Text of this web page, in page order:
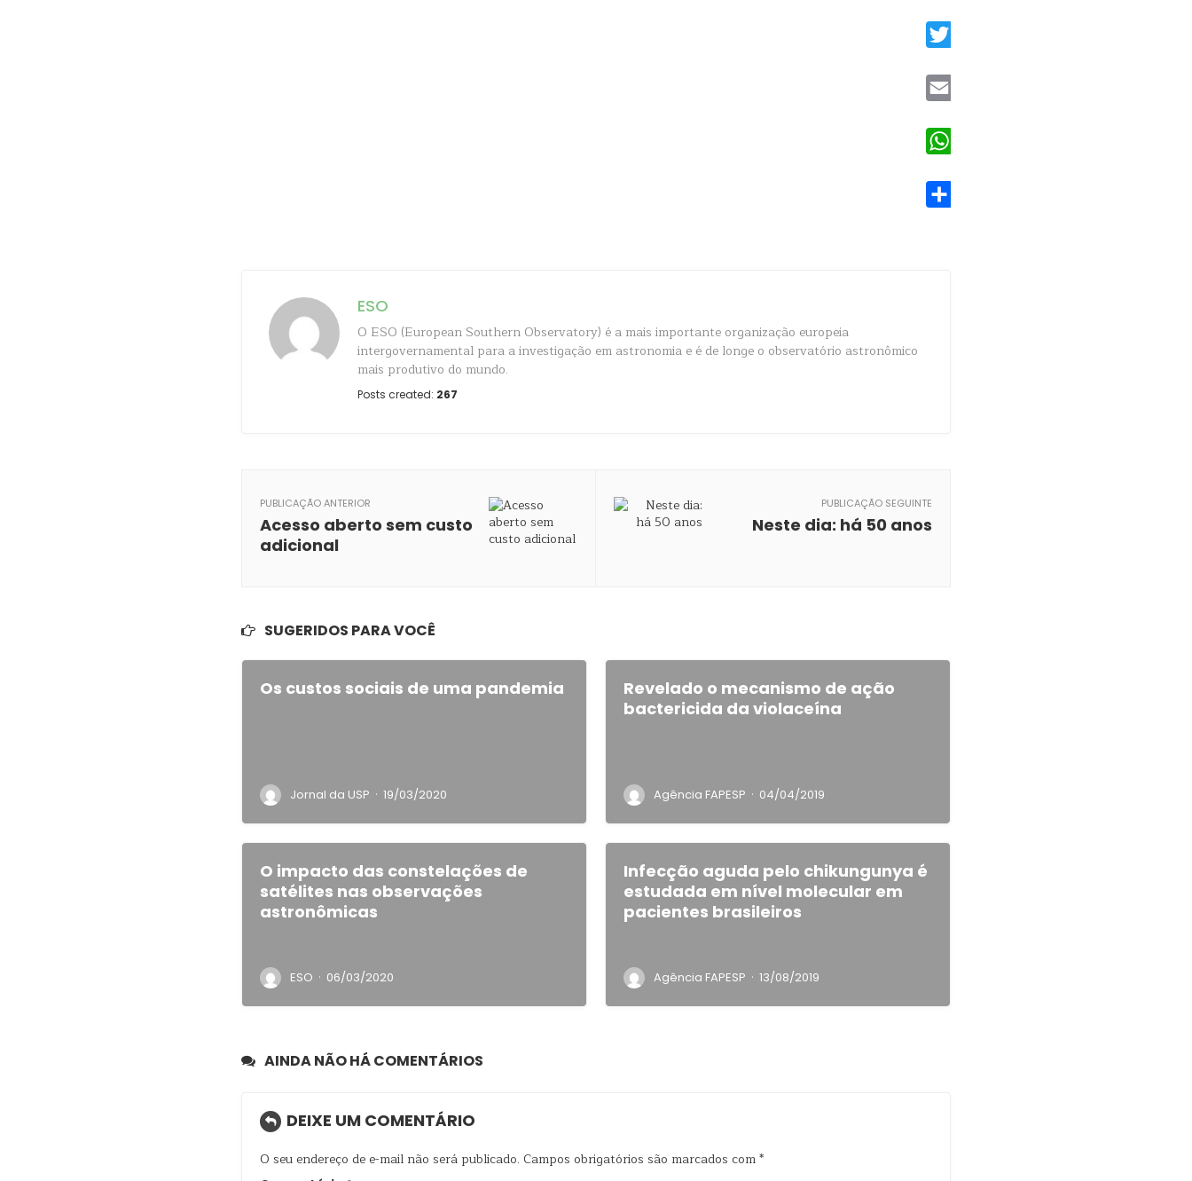
ESO
O ESO (European Southern Observatory) é a mais importante organização europeia
intergovernamental para a investigação em astronomia e é de longe o observatório astronômico
mais produtivo do mundo.
Posts created: 267
PUBLICAÇÃO ANTERIOR
Acesso aberto sem custo
adicional
PUBLICAÇÃO SEGUINTE
Neste dia: há 50 anos
SUGERIDOS PARA VOCÊ
Os custos sociais de uma pandemia
Jornal da USP · 19/03/2020
Revelado o mecanismo de ação
bactericida da violaceína
Agência FAPESP · 04/04/2019
O impacto das constelações de
satélites nas observações
astronômicas
ESO · 06/03/2020
Infecção aguda pelo chikungunya é
estudada em nível molecular em
pacientes brasileiros
Agência FAPESP · 13/08/2019
AINDA NÃO HÁ COMENTÁRIOS
DEIXE UM COMENTÁRIO
O seu endereço de e-mail não será publicado. Campos obrigatórios são marcados com*